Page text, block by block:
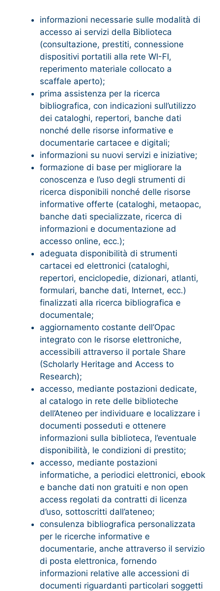
informazioni necessarie sulle modalità di
accesso ai servizi della Biblioteca
(consultazione, prestiti, connessione
dispositivi portatili alla rete WI-FI,
reperimento materiale collocato a
scaffale aperto);
prima assistenza per la ricerca
bibliografica, con indicazioni sull’utilizzo
dei cataloghi, repertori, banche dati
nonché delle risorse informative e
documentarie cartacee e digitali;
informazioni su nuovi servizi e iniziative;
formazione di base per migliorare la
conoscenza e l’uso degli strumenti di
ricerca disponibili nonché delle risorse
informative offerte (cataloghi, metaopac,
banche dati specializzate, ricerca di
informazioni e documentazione ad
accesso online, ecc.);
adeguata disponibilità di strumenti
cartacei ed elettronici (cataloghi,
repertori, enciclopedie, dizionari, atlanti,
formulari, banche dati, Internet, ecc.)
finalizzati alla ricerca bibliografica e
documentale;
aggiornamento costante dell’Opac
integrato con le risorse elettroniche,
accessibili attraverso il portale Share
(Scholarly Heritage and Access to
Research);
accesso, mediante postazioni dedicate,
al catalogo in rete delle biblioteche
dell’Ateneo per individuare e localizzare i
documenti posseduti e ottenere
informazioni sulla biblioteca, l’eventuale
disponibilità, le condizioni di prestito;
accesso, mediante postazioni
informatiche, a periodici elettronici, ebook
e banche dati non gratuiti e non open
access regolati da contratti di licenza
d’uso, sottoscritti dall’ateneo;
consulenza bibliografica personalizzata
per le ricerche informative e
documentarie, anche attraverso il servizio
di posta elettronica, fornendo
informazioni relative alle accessioni di
documenti riguardanti particolari soggetti